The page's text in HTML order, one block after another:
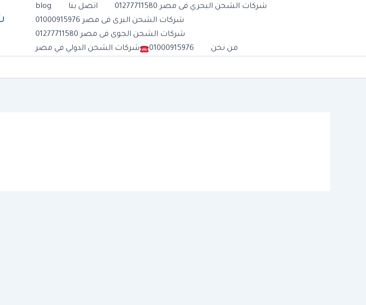
blog اتصل بنا
شركات الشحن البحري فى مصر 01277711580
شركات الشحن البرى فى مصر 01000915976
شركات الشحن الجوى فى مصر 01277711580
شركات الشحن الدولي في مصر
01000915976 من نحن